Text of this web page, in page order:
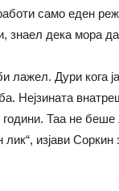
само еден
знаел дека мора
лажел. Дури кога
Нејзината
Таа не
изјави Соркин